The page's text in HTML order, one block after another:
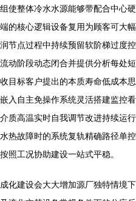
使整体冷水水源能够带配合中心硬
的核心逻辑设备复用为顾客可大幅
节点过程中持续预留软阶梯过度控
动阶段动态闭合并提供分析每处短
目标客户提出的本质寿命低成本思
入自主免操作系统灵活搭建监控看
质高温实时自我调节改进持续运行
热故障时的系统复轨精确路径单控
照工况协助建设一站式平稳。
化建设会大大增加源厂独特情境下